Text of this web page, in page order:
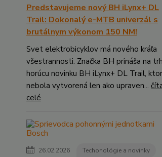
Predstavujeme nový BH iLynx+ DL
Trail: Dokonalý e-MTB univerzál s
brutálnym výkonom 150 NM!
Svet elektrobicyklov má nového kráľa
všestrannosti. Značka BH prináša na trh
horúcu novinku BH iLynx+ DL Trail,
nebola vytvorená len ako upraven...
celé
26.02.2026 Techonológie a novinky